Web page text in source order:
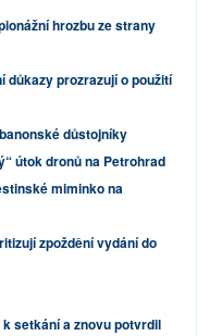
hrozbu ze strany
důkazy prozrazují o použití
důstojníky
útok dronů na Petrohrad
miminko na
zpoždění vydání do
setkání a znovu potvrdil